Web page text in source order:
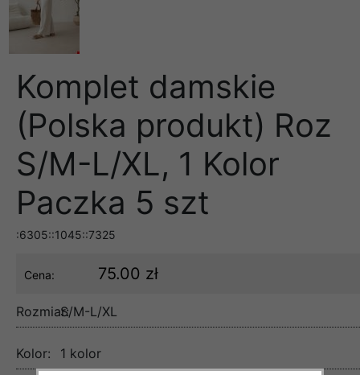
Komplet damskie
(Polska produkt) Roz
S/M-L/XL, 1 Kolor
Paczka 5 szt
:6305::1045::7325
Cena: 75.00 zł
Rozmiar:S/M-L/XL
Kolor: 1 kolor